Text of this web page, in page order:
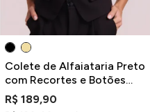
Colete de Alfaiataria Preto
com Recortes e Botões
Dourados
R$ 189,90